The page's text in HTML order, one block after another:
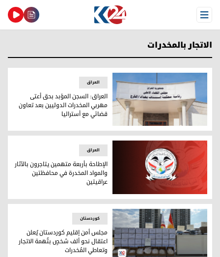
Open Menu
الاتجار بالمخدرات
العراق: السجن المؤبد بحق أعتى مهربي المخدرات الدوليين
العراق
العراق: السجن المؤبد بحق أعتى
مهربي المخدرات الدوليين بعد تعاون
قضائي مع أستراليا
شعار المديرية العامة للاستخبارات والأمن العراقية
العراق
الإطاحة بأربعة متهمين يتاجرون بالآثار
والمواد المخدرة في محافظتين
عراقيتين
کوردستان
مجلس أمن إقليم كوردستان يُعلن
اعتقال نحو ألف شخصٍ بتُهمة الاتجار
وتعاطي المُخدرات